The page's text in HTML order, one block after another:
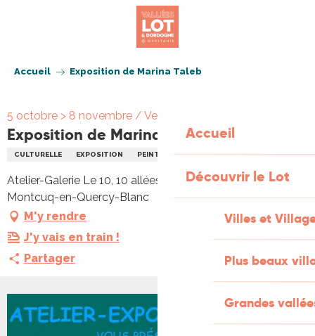
Accueil
Découvrir le Lot
Villes et
Plus beaux
Grandes
Accueil Exposition de Marina Taleb
5 octobre > 8 novembre / Vendredi 9 octobre à 18:30
Exposition de Marina Taleb
CULTURELLE EXPOSITION PEINTURE
Atelier-Galerie Le 10, 10 allées des Platanes, 46800
Montcuq-en-Quercy-Blanc
M'y rendre
J'y vais en train !
Partager